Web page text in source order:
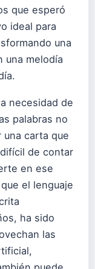
que esperó
ideal para
una
una melodía
necesidad de
palabras no
una carta que
de contar
en ese
el lenguaje
ha sido
las